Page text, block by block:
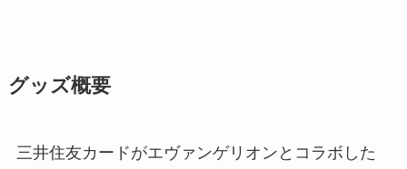
グッズ概要
三井住友カードがエヴァンゲリオンとコラボした